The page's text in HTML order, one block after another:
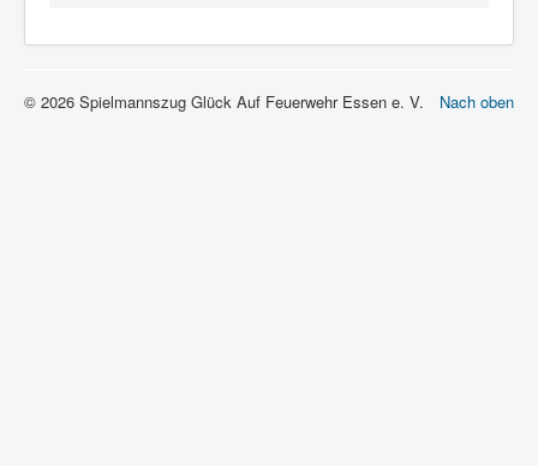
Nach oben
© 2026 Spielmannszug Glück Auf Feuerwehr Essen e. V.